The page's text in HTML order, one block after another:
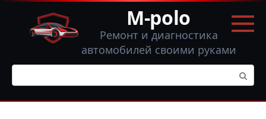
Перейти
контенту
M-polo
Ремонт и диагностика
автомобилей своими руками
Поиск: